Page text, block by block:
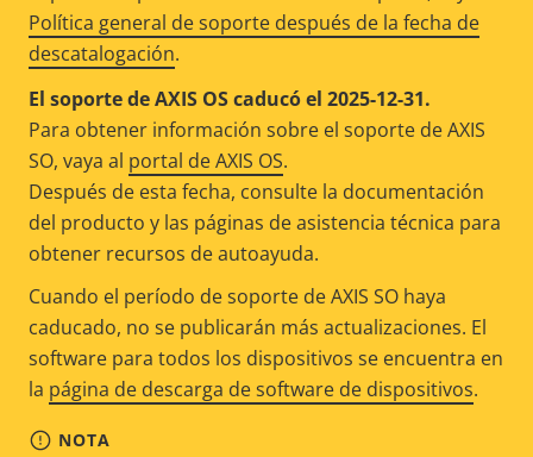
Política general de soporte después de la fecha de
descatalogación.
El soporte de AXIS OS caducó el 2025-12-31.
Para obtener información sobre el soporte de AXIS
SO, vaya al portal de AXIS OS.
Después de esta fecha, consulte la documentación
del producto y las páginas de asistencia técnica para
obtener recursos de autoayuda.
Cuando el período de soporte de AXIS SO haya
caducado, no se publicarán más actualizaciones. El
software para todos los dispositivos se encuentra en
la página de descarga de software de dispositivos.
NOTA